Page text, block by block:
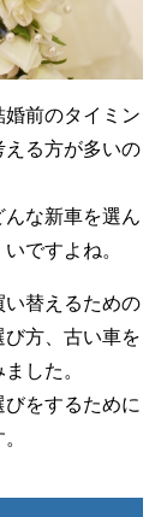
前のタイミン
える方が多いの
な新車を選ん
ですよね。
い替えるための
方、古い車を
した。
をするために